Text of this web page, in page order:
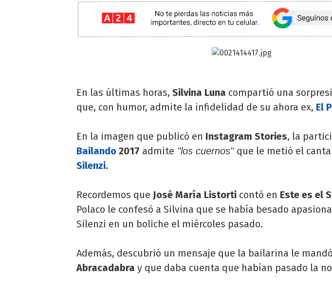
En las últimas horas, Silvina Luna compartió una
que, con humor, admite la infidelidad de su ahora ex, El
En la imagen que publicó en Instagram Stories, la
Bailando 2017 admite "los cuernos" que le metió el
Silenzi.
Recordemos que José María Listorti contó en Este es el
Polaco le confesó a Silvina que se había besado
Silenzi en un boliche el miércoles pasado.
Además, descubrió un mensaje que la bailarina le
Abracadabra y que daba cuenta que habían pasado la